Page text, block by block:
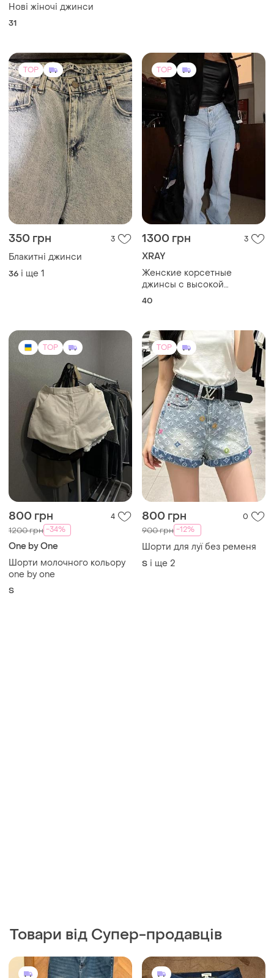
Нові жіночі джинси
31
TOP
350 грн 3
Блакитні джинси
36 і ще 1
TOP
1300 грн 3
XRAY
Женские корсетные
джинсы с высокой
посадкой
40
TOP
800 грн 4
1200 грн -34%
One by One
Шорти молочного кольору
one by one
S
TOP
800 грн 0
900 грн -12%
Шорти для луї без ременя
S і ще 2
Товари від Супер-продавців